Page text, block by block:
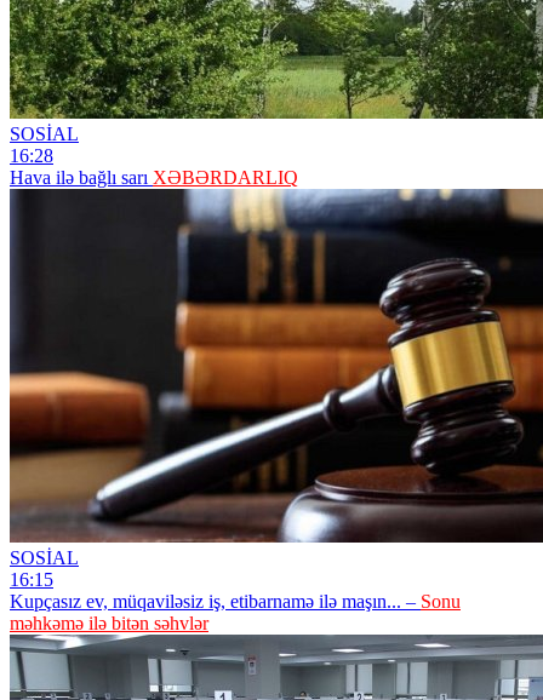
SOSİAL
16:28
Hava ilə bağlı sarı XƏBƏRDARLIQ
SOSİAL
16:15
Kupçasız ev, müqaviləsiz iş, etibarnamə ilə maşın... – Sonu
məhkəmə ilə bitən səhvlər